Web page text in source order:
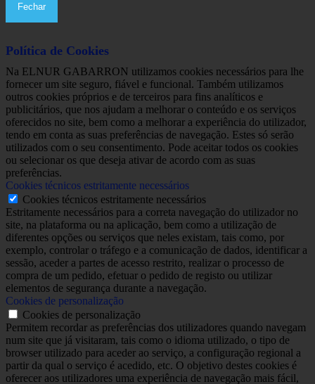
Fechar
Política de Cookies
Na ELNUR GABARRON utilizamos cookies necessários para lhe
fornecer um site seguro, fiável e funcional. Também utilizamos
outros cookies próprios e de terceiros para fins analíticos e
publicitários, que nos ajudam a melhorar o conteúdo e os serviços
oferecidos no site, bem como a melhorar a experiência do utilizador,
tendo em conta as suas preferências de navegação. Estes só serão
utilizados com o seu consentimento. Pode aceitar todos os cookies
ou selecionar os que deseja ativar de acordo com as suas
preferências.
Cookies técnicos estritamente necessários
Cookies técnicos estritamente necessários
Estritamente necessários para a correta navegação do utilizador no
site, na plataforma ou na aplicação, bem como a utilização de
diferentes opções ou serviços que neles existam, tais como, por
exemplo, controlar o tráfego e a comunicação de dados, identificar a
sessão, aceder a partes de acesso restrito, realizar o processo de
compra de um pedido, efetuar o pedido de registo ou utilizar
elementos de segurança durante a navegação.
Cookies de personalização
Cookies de personalização
Permitem recordar as preferências dos utilizadores quando navegam
num site que já visitaram, tais como o idioma utilizado, o tipo de
browser utilizado para aceder ao serviço, a configuração regional a
partir da qual o serviço é acedido, etc. O objetivo destes cookies é
oferecer aos utilizadores uma experiência de navegação mais fácil,